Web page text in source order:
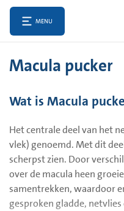
MENU
Macula pucker
Wat is Macula
Het centrale deel van het
vlek) genoemd. Met dit
scherpst zien. Door
over de macula heen
samentrekken, waardoor
gesproken gladde,